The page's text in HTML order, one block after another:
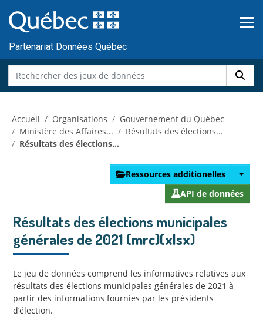
au
contenu
Partenariat Données Québec
Accueil Organisations
Gouvernement du Québec
Ministère des Affaires...
Résultats des élections...
Résultats des élections...
Ressources additionelles
API de données
Résultats des élections municipales
générales de 2021 (mrc)(xlsx)
Le jeu de données comprend les informatives relatives aux
résultats des élections municipales générales de 2021 à
partir des informations fournies par les présidents
d’élection.